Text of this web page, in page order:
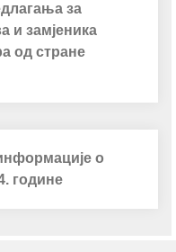
за
и замјеника
од стране
о
године